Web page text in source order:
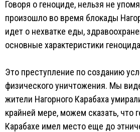
Говоря о геноциде, нельзя не
произошло во время блокады
идет о нехватке еды,
основные характеристики
Это преступление по созданию
физического уничтожения. Мы
жители Нагорного Карабаха
крайней мере, можем сказать, что
Карабахе имел место еще до